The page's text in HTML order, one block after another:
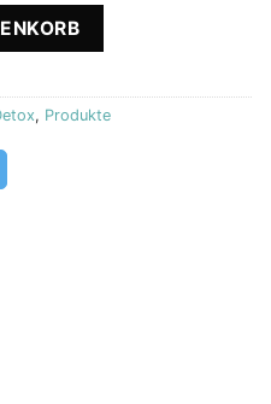
+ B Complex Biostile Menge
, Produkte